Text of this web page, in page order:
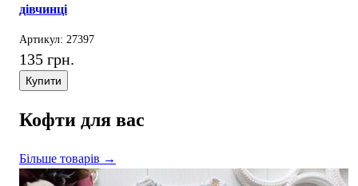
дівчинці
Артикул: 27397
135 грн.
Купити
Кофти для вас
Більше товарів →